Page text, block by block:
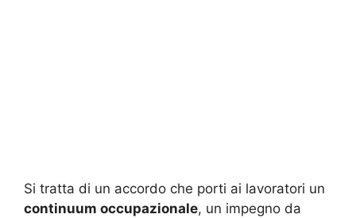
Si tratta di un accordo che porti ai lavoratori un
continuum occupazionale, un impegno da